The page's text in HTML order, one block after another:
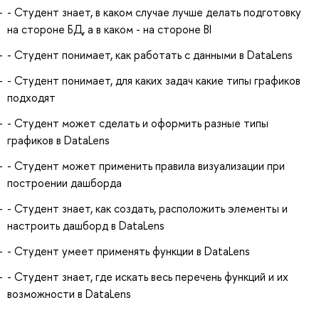
- Студент знает, в каком случае лучше делать подготовку
на стороне БД, а в каком - на стороне BI
- Студент понимает, как работать с данными в DataLens
- Студент понимает, для каких задач какие типы графиков
подходят
- Студент может сделать и оформить разные типы
графиков в DataLens
- Студент может применить правила визуализации при
построении дашборда
- Студент знает, как создать, расположить элементы и
настроить дашборд в DataLens
- Студент умеет применять функции в DataLens
- Студент знает, где искать весь перечень функций и их
возможности в DataLens